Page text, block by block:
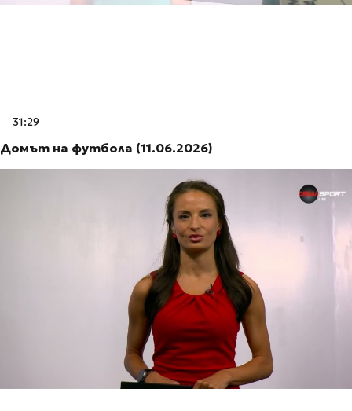
31:29
Домът на футбола (11.06.2026)